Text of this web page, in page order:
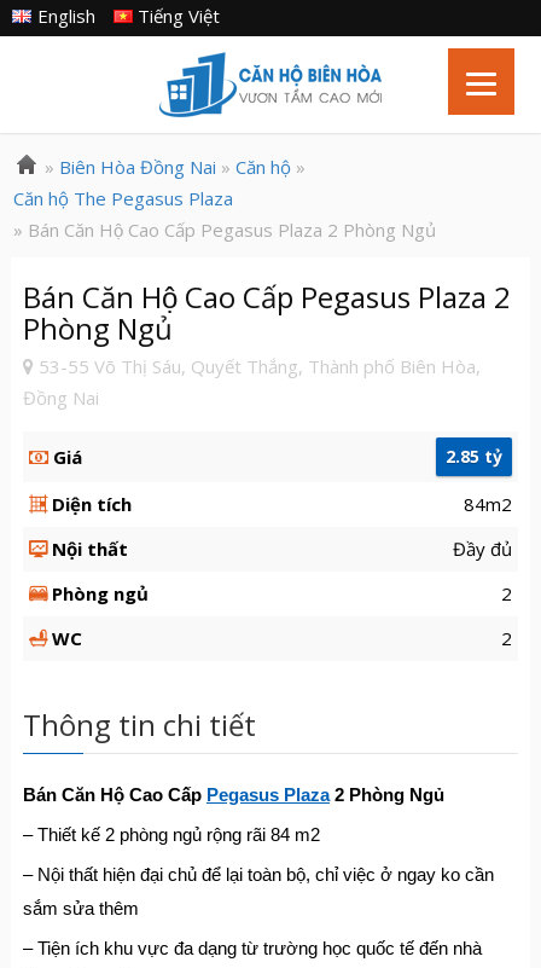
Tiếng Việt
English
» Biên Hòa Đồng Nai » Căn hộ»
Căn hộ The Pegasus Plaza
» Bán Căn Hộ Cao Cấp Pegasus Plaza 2 Phòng Ngủ
Bán Căn Hộ Cao Cấp Pegasus Plaza 2
Phòng Ngủ
53-55 Võ Thị Sáu, Quyết Thắng, Thành phố Biên Hòa,
Đồng Nai
Giá 2.85 tỷ
Diện tích
84m2
Nội thất
Đầy đủ
Phòng ngủ
2
WC
2
Thông tin chi tiết
Bán Căn Hộ Cao Cấp PegasusPlaza2 Phòng Ngủ
– Thiết kế 2 phòng ngủ rộng rãi 84 m2
– Nội thất hiện đại chủ để lại toàn bộ, chỉ việc ở ngay ko cần
sắm sửa thêm
– Tiện ích khu vực đa dạng từ trường học quốc tế đến nhà